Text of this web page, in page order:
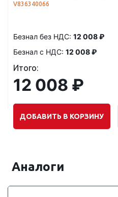
V836340066
Безнал без НДС: 12 008 ₽
Безнал с НДС: 12 008 ₽
Итого:
12 008 ₽
ДОБАВИТЬ В КОРЗИНУ
Аналоги